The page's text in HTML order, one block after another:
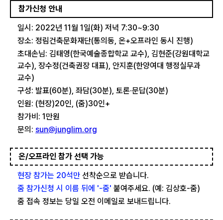
참가신청 안내
일시: 2022년 11월 1일(화) 저녁 7:30~9:30
장소: 정림건축문화재단(통의동, 온+오프라인 동시 진행)
초대손님: 김태영(한국예술종합학교 교수), 김현준(강원대학교
교수), 장수정(건축권장 대표), 안지훈(한양여대 행정실무과
교수)
구성: 발표(60분), 좌담(30분), 토론·문답(30분)
인원: (현장)20인, (줌)30인+
참가비: 1만원
문의: sun@junglim.org
온/오프라인 참가 선택 가능
현장 참가는 20석만 선착순으로 받습니다.
줌 참가신청 시 이름 뒤에 '-줌' 붙여주세요. (예: 김상호-줌)
줌 접속 정보는 당일 오전 이메일로 보내드립니다.